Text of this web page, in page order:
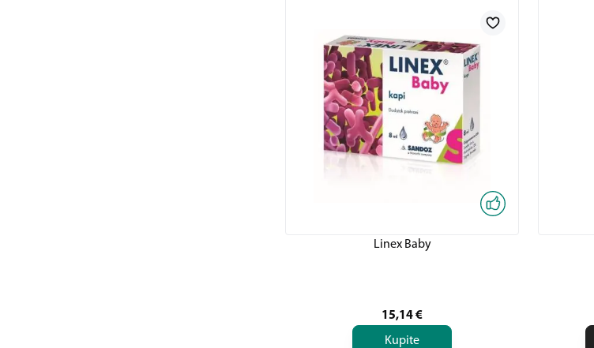
Linex Baby
15,14€
Kupite